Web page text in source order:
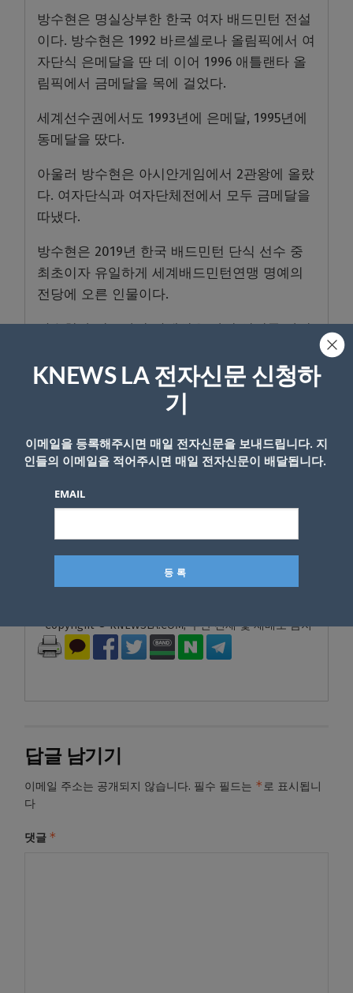
방수현은 명실상부한 한국 여자 배드민턴 전설
이다. 방수현은 1992 바르셀로나 올림픽에서 여
자단식 은메달을 딴 데 이어 1996 애틀랜타 올
림픽에서 금메달을 목에 걸었다.
세계선수권에서도 1993년에 은메달, 1995년에
동메달을 땄다.
아울러 방수현은 아시안게임에서 2관왕에 올랐
다. 여자단식과 여자단체전에서 모두 금메달을
따냈다.
방수현은 2019년 한국 배드민턴 단식 선수 중
최초이자 유일하게 세계배드민턴연맹 명예의
전당에 오른 인물이다.
방수현과 비교하면 안세영은 아직 입지를 다져
안세영은 이달 말 덴마크 코펜하겐에서 열리는
세계배드민턴개인선수권대회에 출전한다. 이
세영이 이 대회에서 다른 상위권 선수에게 우승
을 내줄 경우 1개월 만에 1위 자리에서 내려와
야 할 수도 있는 만큼 성과를 거둘 필요가 있다.
랭킹 1위 입지를 굳혀나갈 수 있다.
- Copyright © KNEWSLA.COM, 무단 전재 및 재배포 금지
답글 남기기
이메일 주소는 공개되지 않습니다. 필수 필드는 *로 표시됩니
다
댓글 *
KNEWS LA 전자신문 신청하
기
이메일을 등록해주시면 매일 전자신문을 보내드립니다. 지
인들의 이메일을 적어주시면 매일 전자신문이 배달됩니다.
EMAIL